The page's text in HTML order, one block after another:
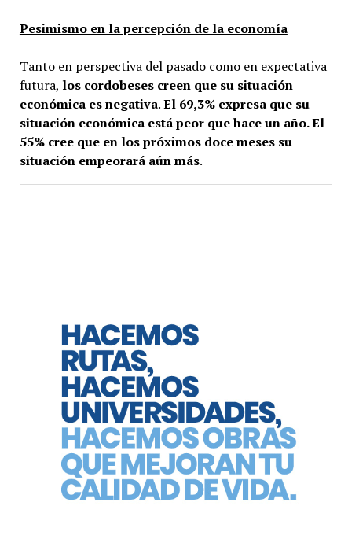
Pesimismo en la percepción de la economía
Tanto en perspectiva del pasado como en expectativa
futura, los cordobeses creen que su situación
económica es negativa.El 69,3% expresa que su
situación económica está peor que hace un año. El
55% cree que en los próximos doce meses su
situación empeorará aún más.